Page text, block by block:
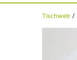
Tischwelt